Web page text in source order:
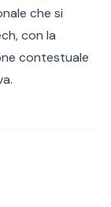
che si
con la
contestuale